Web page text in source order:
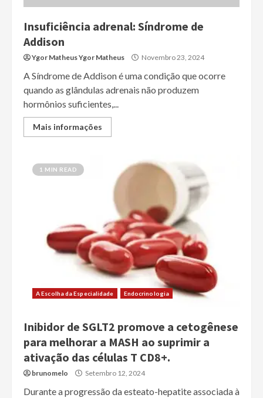
Insuficiência adrenal: Síndrome de
Addison
Ygor Matheus Ygor Matheus Novembro 23, 2024
A Síndrome de Addison é uma condição que ocorre
quando as glândulas adrenais não produzem
hormônios suficientes,...
Mais informações
1 MIN READ
A Escolha da Especialidade Endocrinologia
Inibidor de SGLT2 promove a cetogênese
para melhorar a MASH ao suprimir a
ativação das células T CD8+.
brunomelo Setembro 12, 2024
Durante a progressão da esteato-hepatite associada à